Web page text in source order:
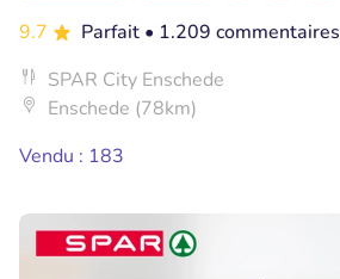
9.7
Parfait • 1.209 commentaires
SPAR City Enschede
Enschede (78km)
Vendu : 183